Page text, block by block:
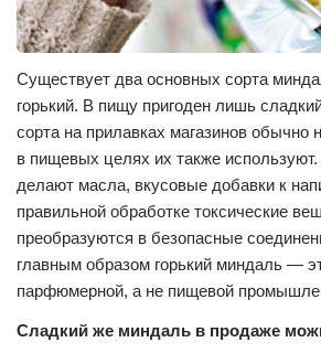
Существует два основных сорта
горький. В пищу пригоден лишь
сорта на прилавках магазинов обычно
в пищевых целях их также используют.
делают масла, вкусовые добавки к
правильной обработке токсические
преобразуются в безопасные
главным образом горький миндаль —
парфюмерной, а не пищевой
Сладкий же миндаль в продаже